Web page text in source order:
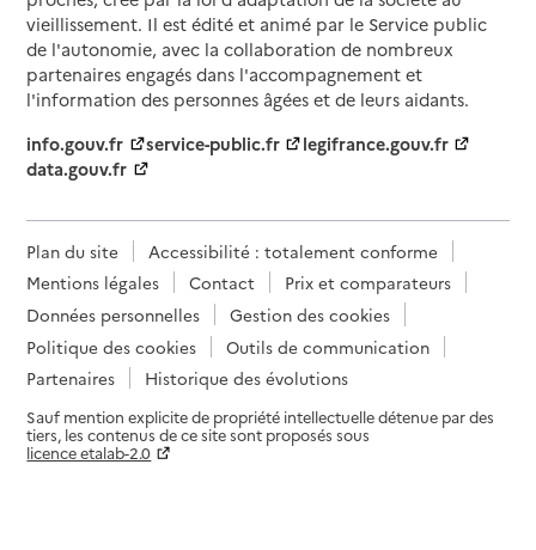
vieillissement. Il est édité et animé par le Service public
de l'autonomie, avec la collaboration de nombreux
partenaires engagés dans l'accompagnement et
l'information des personnes âgées et de leurs aidants.
info.gouv.fr
service-public.fr
legifrance.gouv.fr
data.gouv.fr
Plan du site
Accessibilité : totalement conforme
Mentions légales
Contact
Prix et comparateurs
Données personnelles
Gestion des cookies
Politique des cookies
Outils de communication
Partenaires
Historique des évolutions
Sauf mention explicite de propriété intellectuelle détenue par des
tiers, les contenus de ce site sont proposés sous
licence etalab-2.0